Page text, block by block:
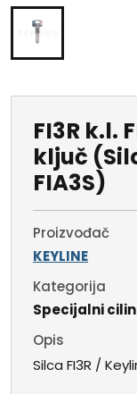
FI3R k.l.
ključ
FIA3S)
Proizvođač
KEYLINE
Kategorija
Specijalni
Opis
Silca FI3R /